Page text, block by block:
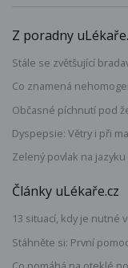
Z poradny
Stále se zvětšující
Co znamená
Občasné píchnutí pod
Dyspepsie: Větry i při
Zelený povlak na
Články uLékaře.cz
13 situací, kdy je nutné
Stáhněte si: První